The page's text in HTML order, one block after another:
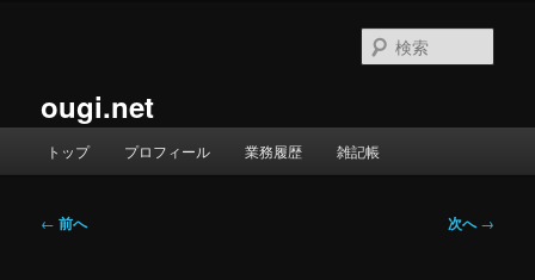
ougi.net
索
トップ プロフィール 業務履歴 雑記帳
投
← 前へ 次へ→